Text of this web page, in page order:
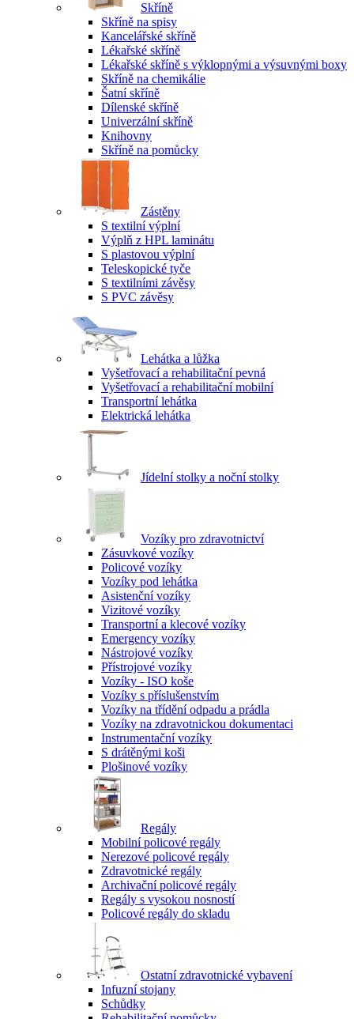
Skříně
Skříně na spisy
Kancelářské skříně
Lékařské skříně
Lékařské skříně s výklopnými a výsuvnými boxy
Skříně na chemikálie
Šatní skříně
Dílenské skříně
Univerzální skříně
Knihovny
Skříně na pomůcky
Zástěny
S textilní výplní
Výplň z HPL laminátu
S plastovou výplní
Teleskopické tyče
S textilními závěsy
S PVC závěsy
Lehátka a lůžka
Vyšetřovací a rehabilitační pevná
Vyšetřovací a rehabilitační mobilní
Transportní lehátka
Elektrická lehátka
Jídelní stolky a noční stolky
Vozíky pro zdravotnictví
Zásuvkové vozíky
Policové vozíky
Vozíky pod lehátka
Asistenční vozíky
Vizitové vozíky
Transportní a klecové vozíky
Emergency vozíky
Nástrojové vozíky
Přístrojové vozíky
Vozíky - ISO koše
Vozíky s příslušenstvím
Vozíky na třídění odpadu a prádla
Vozíky na zdravotnickou dokumentaci
Instrumentační vozíky
S drátěnými koši
Plošinové vozíky
Regály
Mobilní policové regály
Nerezové policové regály
Zdravotnické regály
Archivační policové regály
Regály s vysokou nosností
Policové regály do skladu
Ostatní zdravotnické vybavení
Infuzní stojany
Schůdky